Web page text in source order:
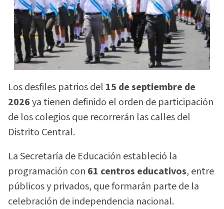
Los desfiles patrios del 15 de septiembre de
2026ya tienen definido el orden de participación
de los colegios que recorrerán las calles del
Distrito Central.
La Secretaría de Educación estableció la
programación con 61 centros educativos, entre
públicos y privados, que formarán parte de la
celebración de independencia nacional.